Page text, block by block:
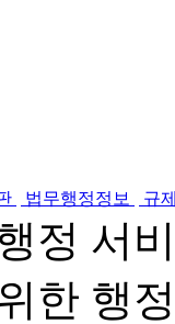
법무행정정보 규
정 서
한 행